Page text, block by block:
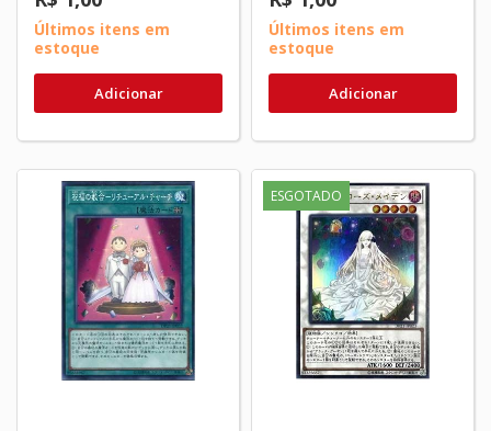
Últimos itens em
estoque
Adicionar
Últimos itens em
estoque
Adicionar
ESGOTADO